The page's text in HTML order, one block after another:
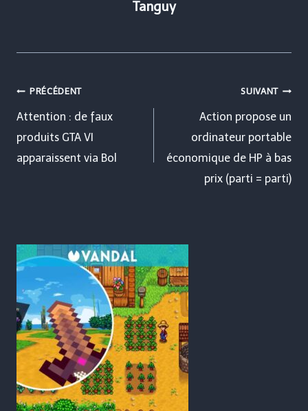
Tanguy
Navigation
de
l’article
PRÉCÉDENT
Attention : de faux
produits GTA VI
apparaissent via Bol
SUIVANT
Action propose un
ordinateur portable
économique de HP à bas
prix (parti = parti)